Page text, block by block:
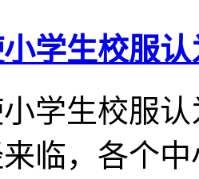
学生校服
学生校服
临，各个